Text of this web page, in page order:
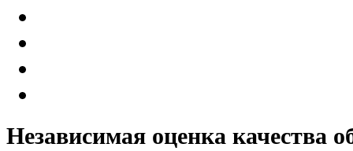
Независимая оценка качества